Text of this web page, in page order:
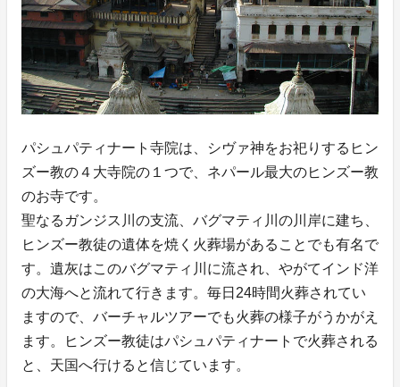
パシュパティナート寺院は、シヴァ神をお祀りするヒン
ズー教の４大寺院の１つで、ネパール最大のヒンズー教
のお寺です。
聖なるガンジス川の支流、バグマティ川の川岸に建ち、
ヒンズー教徒の遺体を焼く火葬場があることでも有名で
す。遺灰はこのバグマティ川に流され、やがてインド洋
の大海へと流れて行きます。毎日24時間火葬されてい
ますので、バーチャルツアーでも火葬の様子がうかがえ
ます。ヒンズー教徒はパシュパティナートで火葬される
と、天国へ行けると信じています。